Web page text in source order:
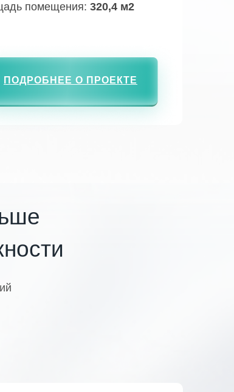
помещения: 320,4 м2
ПОДРОБНЕЕ О ПРОЕКТЕ